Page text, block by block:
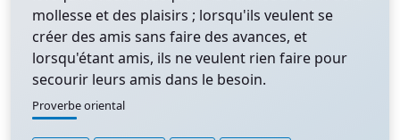
mollesse et des plaisirs ; lorsqu'ils veulent se
créer des amis sans faire des avances, et
lorsqu'étant amis, ils ne veulent rien faire pour
secourir leurs amis dans le besoin.
Proverbe oriental